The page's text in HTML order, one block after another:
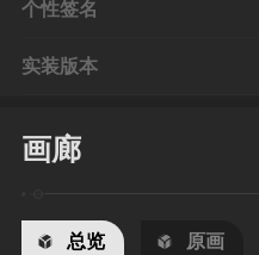
个性签名
实装版本
画廊
总览 原画